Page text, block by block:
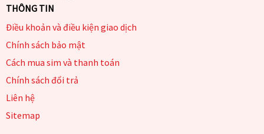
THÔNG TIN
Điều khoản và điều kiện giao dịch
Chính sách bảo mật
Cách mua sim và thanh toán
Chính sách đổi trả
Liên hệ
Sitemap